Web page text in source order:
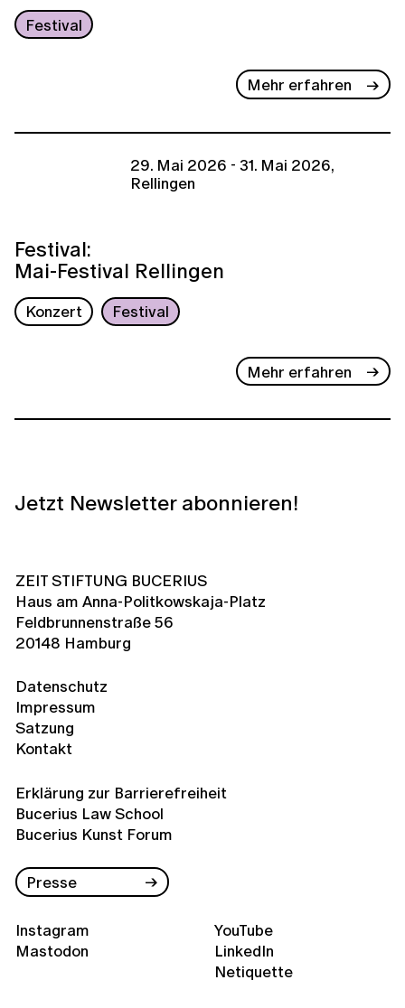
Festival
Mehr erfahren
29. Mai 2026 - 31. Mai 2026,
Rellingen
Festival:
Mai-Festival Rellingen
Konzert Festival
Mehr erfahren
Jetzt Newsletter abonnieren!
ZEIT STIFTUNG BUCERIUS
Haus am Anna-Politkowskaja-Platz
Feldbrunnenstraße 56
20148 Hamburg
Datenschutz
Impressum
Satzung
Kontakt
Erklärung zur Barrierefreiheit
Bucerius Law School
Bucerius Kunst Forum
Presse
Instagram
Mastodon
YouTube
LinkedIn
Netiquette